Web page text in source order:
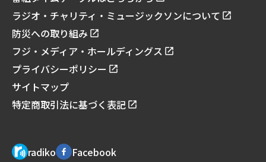
ラジオ・チャリティ・ミュージックソンについて
防災への取り組み
フジ・メディア・ホールディングス
プライバシーポリシー
サイトマップ
特定商取引法に基づく表記
radiko Facebook